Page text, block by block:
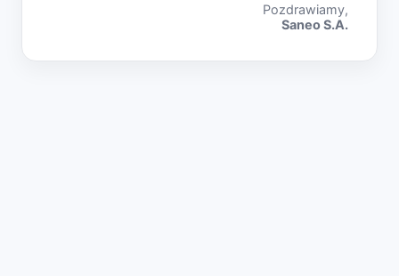
Pozdrawiamy,
Saneo S.A.